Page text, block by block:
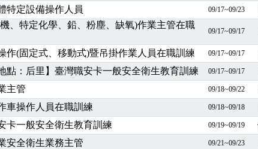
【中心公告】颱風假114/07/07停班停課
【進修課程】～～前導課程看這邊推出囉～～
【進修課程】要怎麼進修自我？課程百百種選擇好困難！快來祐昕
「高壓氣體製造安全主任」、「隧道等襯砌作業主管」及「潛水作
【線上課程】碳中和核心職能系列課程資訊
【免費研習】115年製造業危害預防職場安衛法令研討會
【中心公告】因應颱風來襲，若遇停班停課消息 補課及測驗時間將
【產業人才投資】06/03-06/08堆高機課程，政府出錢補助學費，請
【製程安全評估人員】開課囉
特定設備操作人員 09/17~09/23
、特定化學、鉛、粉塵、缺氧)作業主管在職
09/17~09/17
作(固定式、移動式)暨吊掛作業人員在職訓練 09/17~09/17
點：后里】臺灣職安卡一般安全衛生教育訓練 09/17~09/17
主管 09/18~09/22
車操作人員在職訓練 09/18~09/18
卡一般安全衛生教育訓練 09/19~09/19
安全衛生業務主管 09/21~09/23